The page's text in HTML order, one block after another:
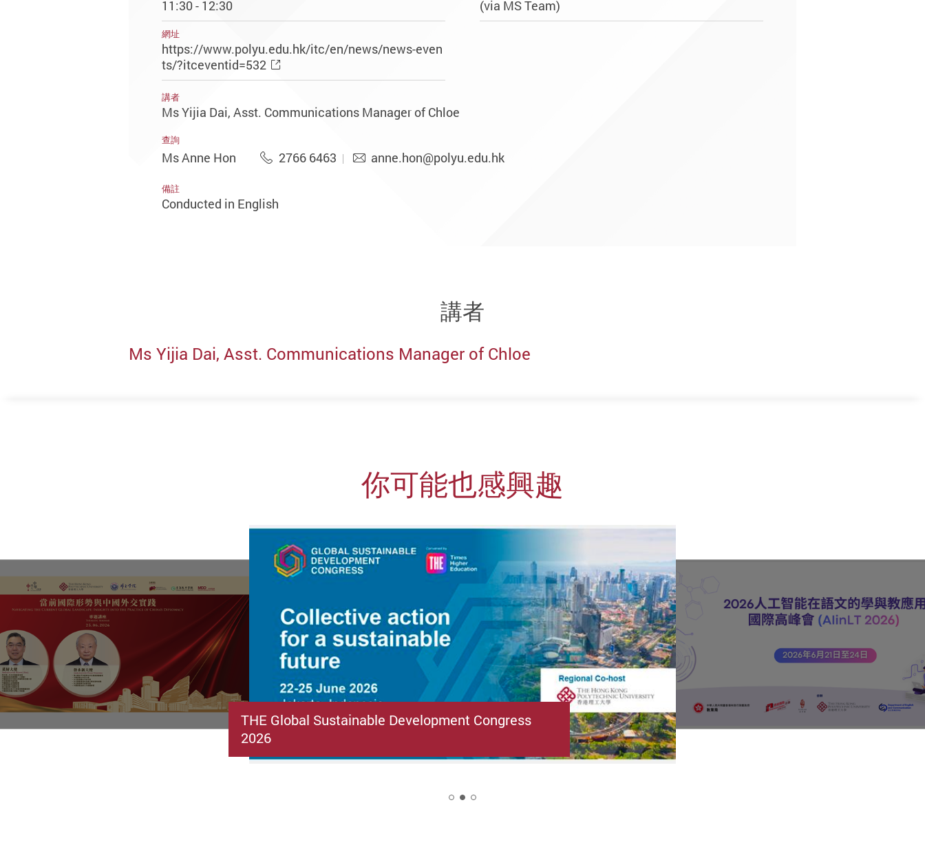
11:30 - 12:30 (via MS Team)
網址
https://www.polyu.edu.hk/itc/en/news/news-even
ts/?itceventid=532
講者
Ms Yijia Dai, Asst. Communications Manager of Chloe
查詢
Ms Anne Hon 2766 6463 anne.hon@polyu.edu.hk
備註
Conducted in English
講者
Ms Yijia Dai, Asst. Communications Manager of Chloe
你可能也感興趣
THE Global Sustainable Development Congress
2026